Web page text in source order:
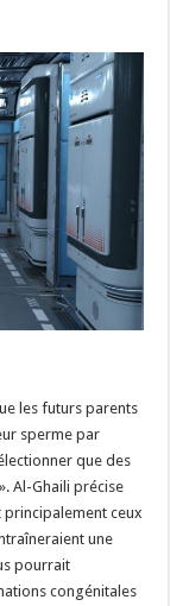
les futurs parents
sperme par
que des
Al-Ghaili précise
ceux
une
pourrait
congénitales